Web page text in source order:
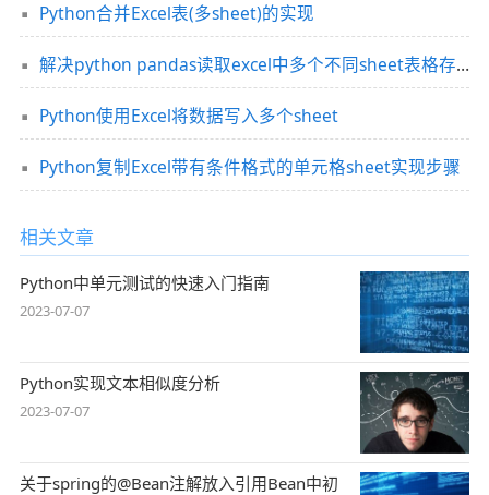
Python合并Excel表(多sheet)的实现
解决python pandas读取excel中多个不同sheet表格存在的问题
Python使用Excel将数据写入多个sheet
Python复制Excel带有条件格式的单元格sheet实现步骤
相关文章
Python中单元测试的快速入门指南
2023-07-07
Python实现文本相似度分析
2023-07-07
关于spring的@Bean注解放入引用Bean中初